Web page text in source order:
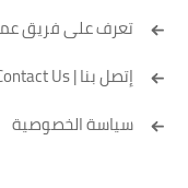
تعرف على فريق
إتصل بنا | Contact Us
سياسة الخصوصية